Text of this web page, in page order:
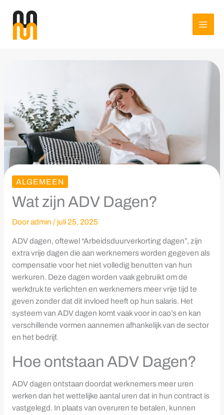
naar
inhoud
ALGEMEEN
Wat zijn ADV Dagen?
Dooradmin / juli 25, 2025
ADV dagen, oftewel “Arbeidsduurverkorting dagen”, zijn
extra vrije dagen die aan werknemers worden gegeven als
compensatie voor het niet volledig benutten van hun
werkuren. Deze dagen worden vaak gebruikt om de
werkdruk te verlichten en werknemers meer vrije tijd te
geven zonder dat dit invloed heeft op hun salaris. Het
systeem van ADV dagen komt vaak voor in cao’s en kan
verschillende vormen aannemen afhankelijk van de sector
en het bedrijf.
Hoe ontstaan ADV Dagen?
ADV dagen ontstaan doordat werknemers meer uren
werken dan het wettelijke aantal uren dat in hun contract is
vastgelegd. In plaats van overuren te betalen, kunnen